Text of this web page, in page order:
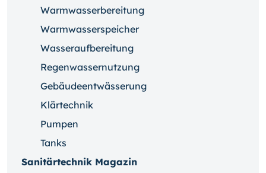
Warmwasserbereitung
Warmwasserspeicher
Wasseraufbereitung
Regenwassernutzung
Gebäudeentwässerung
Klärtechnik
Pumpen
Tanks
Sanitärtechnik Magazin